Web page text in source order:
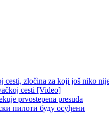
cesti, zločina za koji još niko
cesti [Video]
prvostepena presuda
пилоти буду осуђени